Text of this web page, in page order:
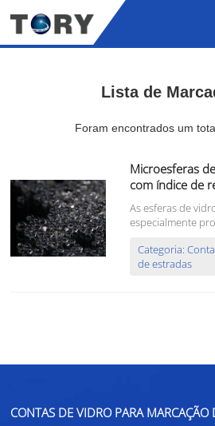
Lista de
Foram encontrados um
Microesferas
com índice de
em pintura de
As esferas de
especialmente
Com formulação
tempo de
Categoria:
de estradas
CONTAS DE VIDRO PARA MARCAÇÃO